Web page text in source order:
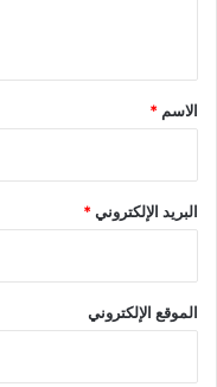
*
الاسم *
البريد الإلكتروني*
الموقع الإلكتروني